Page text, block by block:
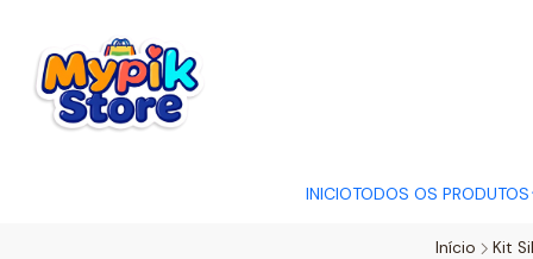
INICIOTODOS OS PRODUTOS
Início Kit